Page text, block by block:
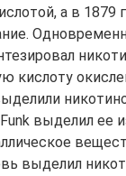
а в
кислоту
выделил
выделил